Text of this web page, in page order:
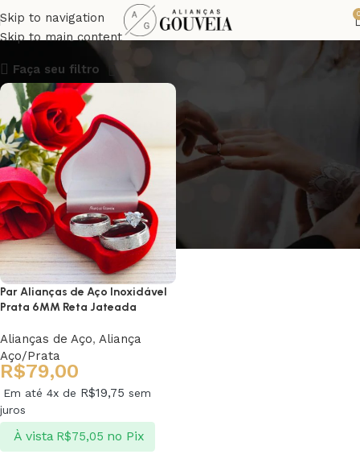
Skip to navigation
Skip to main content
alianças reta
Faça seu filtro
Par Alianças de Aço Inoxidável
Prata 6MM Reta Jateada
Alianças de Aço, Aliança
Aço/Prata
R$79,00
Em até 4x de R$19,75 sem
juros
À vista R$75,05 no Pix